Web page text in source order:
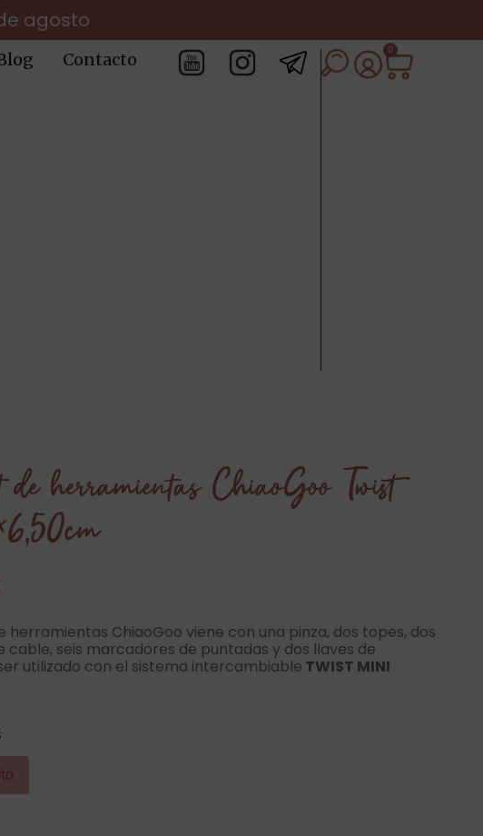
agosto
Contacto 0
herramientas ChiaoGoo Twist
herramientas ChiaoGoo viene con una pinza, dos topes, dos
cable, seis marcadores de puntadas y dos llaves de
utilizado con el sistema intercambiable TWIST MINI